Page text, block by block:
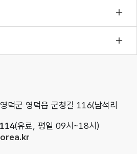
덕군 영덕읍 군청길 116(남석리
(유료, 평일 09시~18시)